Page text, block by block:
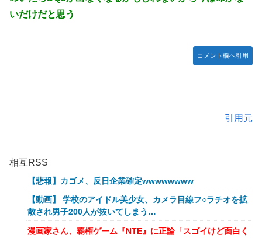
いだけだと思う
コメント欄へ引用
引用元
相互RSS
【悲報】カゴメ、反日企業確定wwwwwwww
【動画】 学校のアイドル美少女、カメラ目線フ○ラチオを拡
散され男子200人が抜いてしまう…
漫画家さん、覇権ゲーム『NTE』に正論「スゴイけど面白く